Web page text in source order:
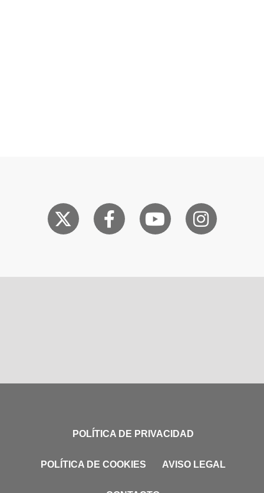
POLÍTICA DE PRIVACIDAD
POLÍTICA DE COOKIES AVISO LEGAL